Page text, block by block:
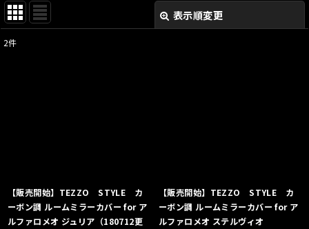
表示順変更
2件
【販売開始】TEZZO STYLE カ
ーボン調 ルームミラーカバー for ア
ルファロメオ ジュリア（180712更
【販売開始】TEZZO STYLE カ
ーボン調 ルームミラーカバー for ア
ルファロメオ ステルヴィオ